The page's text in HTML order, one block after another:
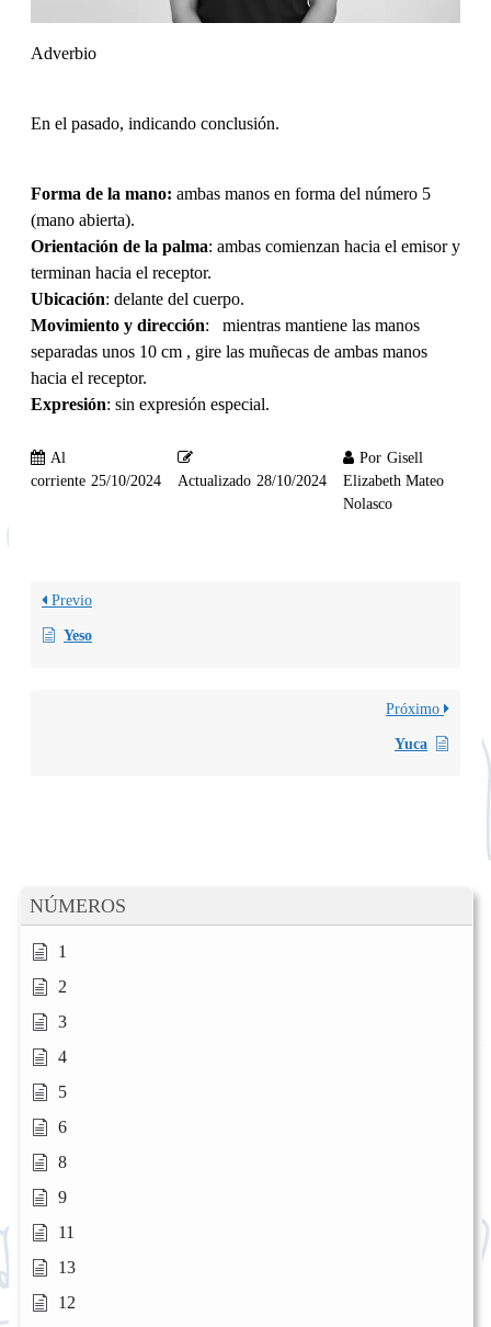
NÚMEROS
1
2
3
4
5
6
8
9
11
13
12
Adverbio
En el pasado, indicando conclusión.
Forma de la mano: ambas manos en forma del número 5
(mano abierta).
Orientación de la palma: ambas comienzan hacia el emisor y
terminan hacia el receptor.
Ubicación: delante del cuerpo.
Movimiento y dirección: mientras mantiene las manos
separadas unos 10 cm , gire las muñecas de ambas manos
hacia el receptor.
Expresión: sin expresión especial.
Al
corriente 25/10/2024 Actualizado 28/10/2024
Por Gisell
Elizabeth Mateo
Nolasco
Previo
Yeso
Próximo
Yuca